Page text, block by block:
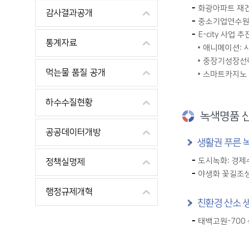
감사결과공개
통계자료
먹는물 품질 공개
하수수질현황
공공데이터개방
정책실명제
행정규제개혁
화광아파트 재
중소기업연수
E-city 사업 추
애니메이션:
중장기성장
스마트카지
녹색명품
생활권 푸른
도시녹화: 경
야생화 꽃길조
친환경 산소
태백고원-700